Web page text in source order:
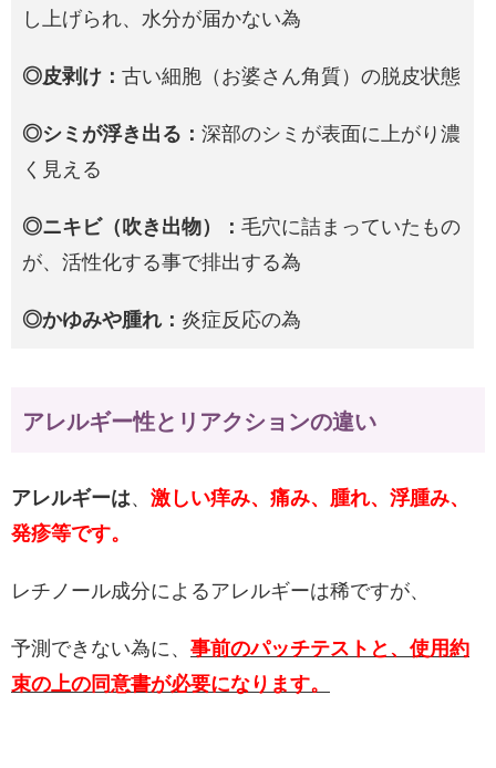
し上げられ、水分が届かない為
◎皮剥け： 古い細胞（お婆さん角質）の脱皮状態
◎シミが浮き出る： 深部のシミが表面に上がり濃
く見える
◎ニキビ（吹き出物）： 毛穴に詰まっていたもの
が、活性化する事で排出する為
◎かゆみや腫れ： 炎症反応の為
アレルギー性とリアクションの違い
アレルギーは、 激しい痒み、痛み、腫れ、浮腫み、
発疹等です。
レチノール成分によるアレルギーは稀ですが、
予測できない為に、 事前のパッチテストと、使用約
束の上の同意書が必要になります。